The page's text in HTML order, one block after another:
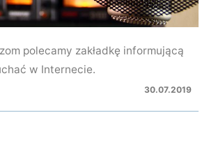
polecamy zakładkę informującą
w Internecie.
30.07.2019